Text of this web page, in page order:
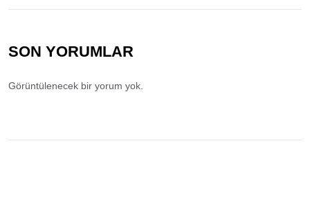
SON YORUMLAR
Görüntülenecek bir yorum yok.